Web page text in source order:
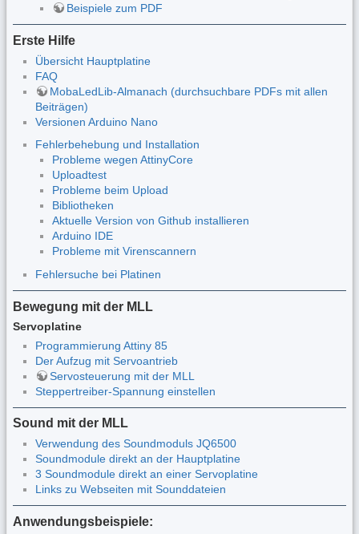
Beispiele zum PDF
Erste Hilfe
Übersicht Hauptplatine
FAQ
MobaLedLib-Almanach (durchsuchbare PDFs mit allen
Beiträgen)
Versionen Arduino Nano
Fehlerbehebung und Installation
Probleme wegen AttinyCore
Uploadtest
Probleme beim Upload
Bibliotheken
Aktuelle Version von Github installieren
Arduino IDE
Probleme mit Virenscannern
Fehlersuche bei Platinen
Bewegung mit der MLL
Servoplatine
Programmierung Attiny 85
Der Aufzug mit Servoantrieb
Servosteuerung mit der MLL
Steppertreiber-Spannung einstellen
Sound mit der MLL
Verwendung des Soundmoduls JQ6500
Soundmodule direkt an der Hauptplatine
3 Soundmodule direkt an einer Servoplatine
Links zu Webseiten mit Sounddateien
Anwendungsbeispiele: